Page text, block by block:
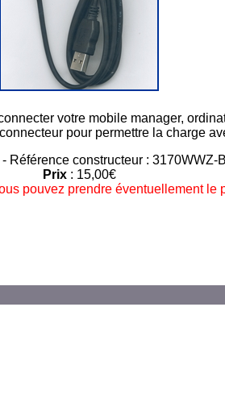
votre mobile manager,
pour permettre la charge
- Référence constructeur : 3170WWZ-
Prix: 15,00€
pouvez prendre éventuellement le